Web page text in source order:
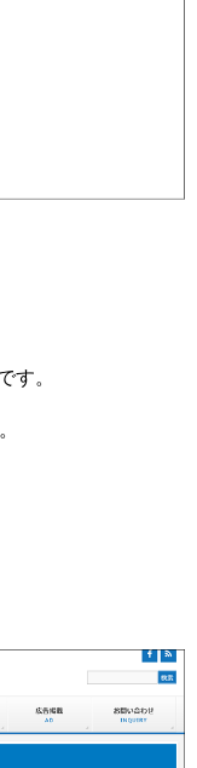
す。